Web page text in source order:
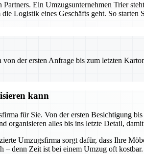
Ein Umzugsunternehmen Trier
Logistik eines Geschäfts geht. So
der ersten Anfrage bis zum letzten
kann
für Sie. Von der ersten Besichtigung
organisieren alles bis ins letzte Detail,
Umzugsfirma sorgt dafür, dass Ihre
– denn Zeit ist bei einem Umzug oft kostbar.